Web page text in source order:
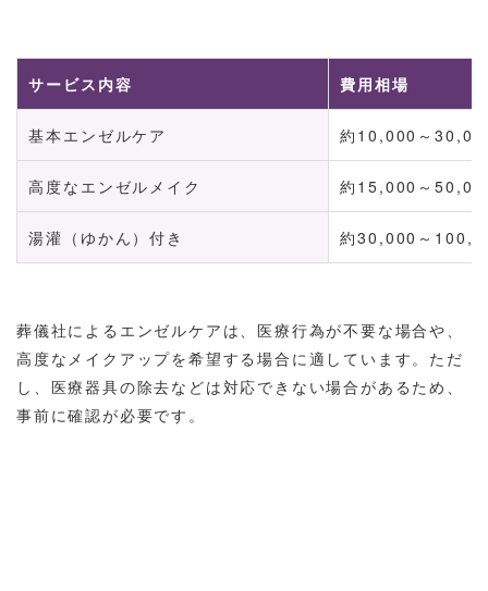
サービス内容 費用相場
基本エンゼルケア 約10,000～
高度なエンゼルメイク 約15,000～
湯灌（ゆかん）付き 約30,000～
葬儀社によるエンゼルケアは、医療行為が不要な場合や、
高度なメイクアップを希望する場合に適しています。ただ
し、医療器具の除去などは対応できない場合があるため、
事前に確認が必要です。